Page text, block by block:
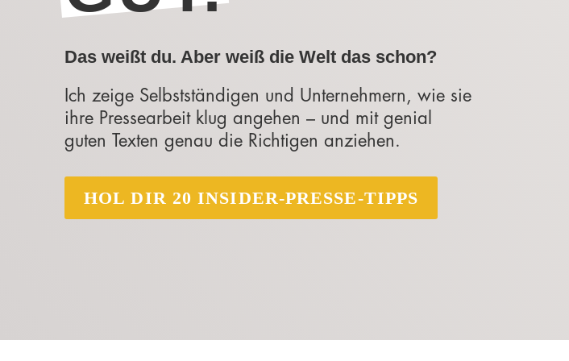
Das weißt du. Aber weiß die Welt das schon?
Ich zeige Selbstständigen und Unternehmern, wie sie
ihre Pressearbeit klug angehen – und mit genial
guten Texten genau die Richtigen anziehen.
HOL DIR 20 INSIDER-PRESSE-TIPPS